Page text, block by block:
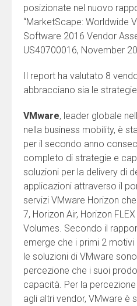
posizionate nel nuovo
“MarketScape: Worldwide
Software 2016 Vendor
US40700016, November
Il report ha valutato 8
abbracciano sia le
VMware, leader globale
nella business mobility, è
per il secondo anno
completo di strategie e
soluzioni per la delivery di
applicazioni attraverso il
servizi VMware Horizon
7, Horizon Air, Horizon
Volumes. Secondo il
emerge che i primi 2
le soluzioni di VMware
percezione che i suoi
capacità. Per la
agli altri vendor, VMware è